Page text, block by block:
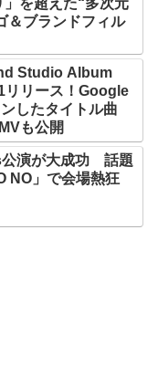
を超えた“多次元
ブランドフィル
Studio Album
リリース！Google
したタイトル曲
も公開
公演が大成功 話題
NO」で会場熱狂